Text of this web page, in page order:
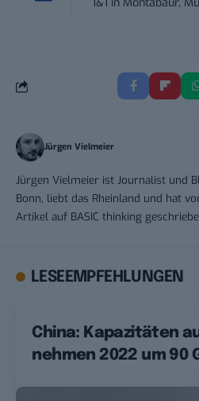
Jürgen Vielmeier
Jürgen Vielmeier ist Journalist und
Bonn, liebt das Rheinland und hat
Artikel auf BASIC thinking
LESEEMPFEHLUNGEN
China: Kapazitäten
nehmen 2022 um 90